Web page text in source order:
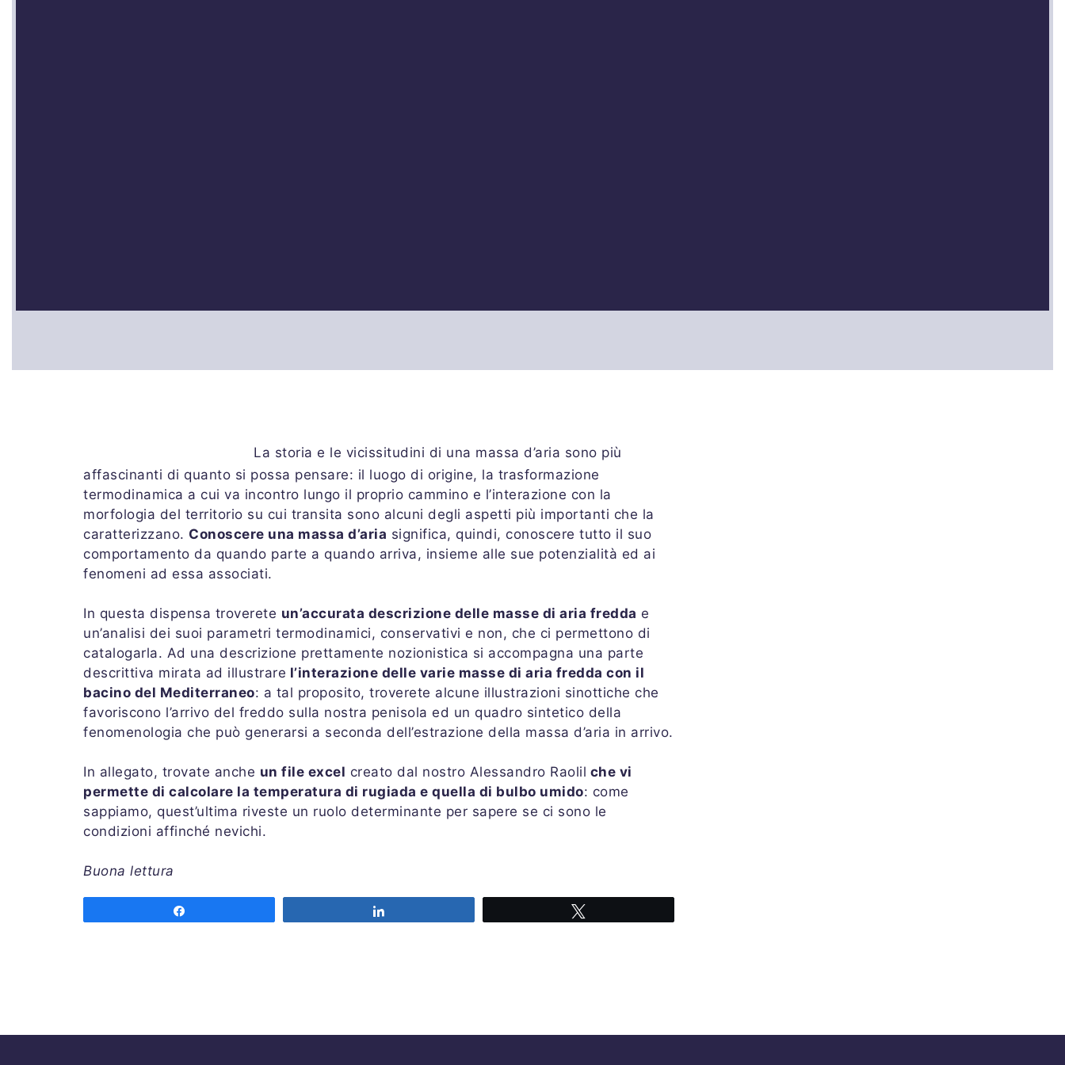
La storia e le vicissitudini di una massa d’aria sono più
affascinanti di quanto si possa pensare: il luogo di origine, la trasformazione
termodinamica a cui va incontro lungo il proprio cammino e l’interazione con la
morfologia del territorio su cui transita sono alcuni degli aspetti più importanti che la
caratterizzano. Conoscere una massa d’aria significa, quindi, conoscere tutto il suo
comportamento da quando parte a quando arriva, insieme alle sue potenzialità ed ai
fenomeni ad essa associati.
In questa dispensa troverete un’accurata descrizione delle masse di aria fredda e
un’analisi dei suoi parametri termodinamici, conservativi e non, che ci permettono di
catalogarla. Ad una descrizione prettamente nozionistica si accompagna una parte
descrittiva mirata ad illustrare l’interazione delle varie masse di aria fredda con il
bacino del Mediterraneo: a tal proposito, troverete alcune illustrazioni sinottiche che
favoriscono l’arrivo del freddo sulla nostra penisola ed un quadro sintetico della
fenomenologia che può generarsi a seconda dell’estrazione della massa d’aria in arrivo.
In allegato, trovate anche un file excel creato dal nostro Alessandro Raolil che vi
permette di calcolare la temperatura di rugiada e quella di bulbo umido: come
sappiamo, quest’ultima riveste un ruolo determinante per sapere se ci sono le
condizioni affinché nevichi.
Buona lettura